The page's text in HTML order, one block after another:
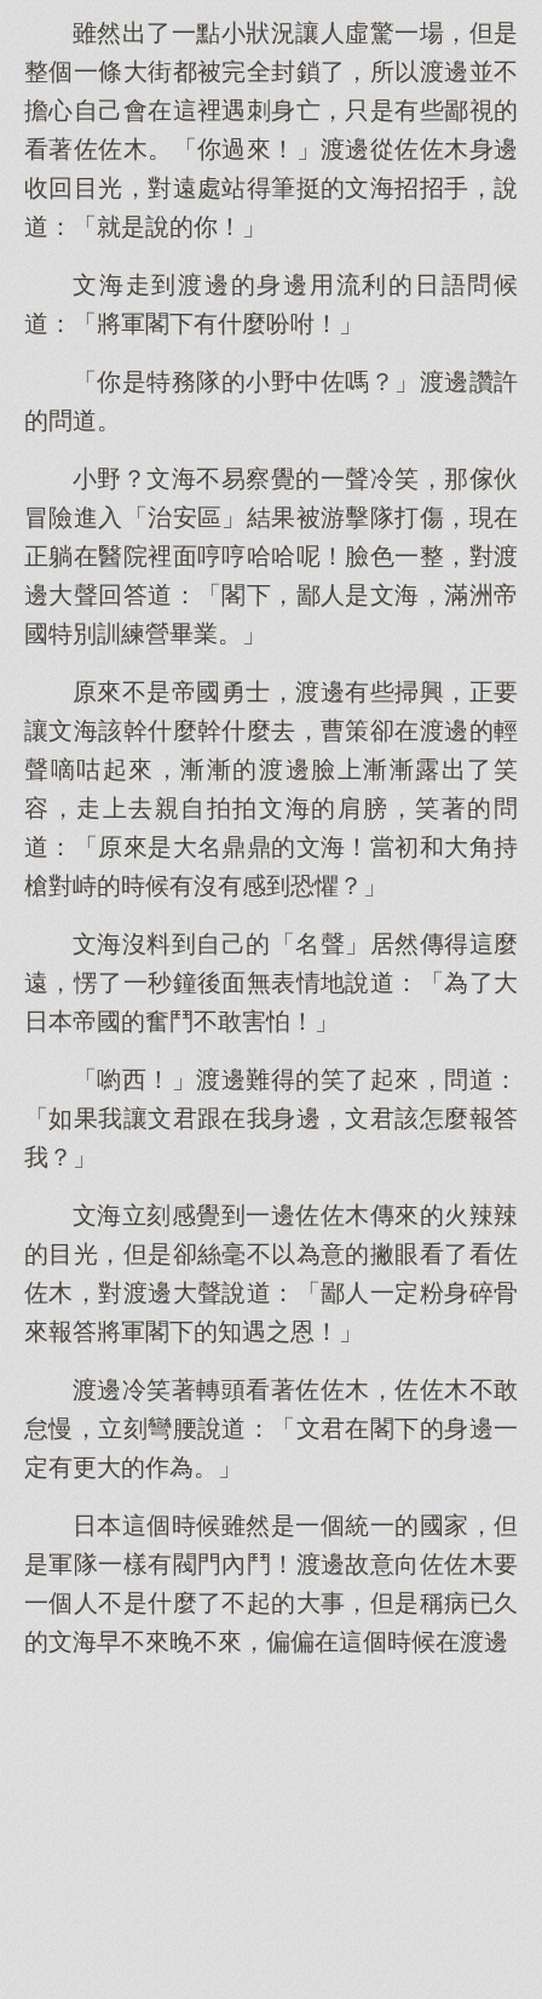
雖然出了一點小狀況讓人虛驚一場，但是
整個一條大街都被完全封鎖了，所以渡邊並不
擔心自己會在這裡遇刺身亡，只是有些鄙視的
看著佐佐木。「你過來！」渡邊從佐佐木身邊
收回目光，對遠處站得筆挺的文海招招手，說
道：「就是說的你！」
文海走到渡邊的身邊用流利的日語問候
道：「將軍閣下有什麼吩咐！」
「你是特務隊的小野中佐嗎？」渡邊讚許
的問道。
小野？文海不易察覺的一聲冷笑，那傢伙
冒險進入「治安區」結果被游擊隊打傷，現在
正躺在醫院裡面哼哼哈哈呢！臉色一整，對渡
邊大聲回答道：「閣下，鄙人是文海，滿洲帝
國特別訓練營畢業。」
原來不是帝國勇士，渡邊有些掃興，正要
讓文海該幹什麼幹什麼去，曹策卻在渡邊的輕
聲嘀咕起來，漸漸的渡邊臉上漸漸露出了笑
容，走上去親自拍拍文海的肩膀，笑著的問
道：「原來是大名鼎鼎的文海！當初和大角持
槍對峙的時候有沒有感到恐懼？」
文海沒料到自己的「名聲」居然傳得這麼
遠，愣了一秒鐘後面無表情地說道：「為了大
日本帝國的奮鬥不敢害怕！」
「喲西！」渡邊難得的笑了起來，問道：
「如果我讓文君跟在我身邊，文君該怎麼報答
我？」
文海立刻感覺到一邊佐佐木傳來的火辣辣
的目光，但是卻絲毫不以為意的撇眼看了看佐
佐木，對渡邊大聲說道：「鄙人一定粉身碎骨
來報答將軍閣下的知遇之恩！」
渡邊冷笑著轉頭看著佐佐木，佐佐木不敢
怠慢，立刻彎腰說道：「文君在閣下的身邊一
定有更大的作為。」
日本這個時候雖然是一個統一的國家，但
是軍隊一樣有閥門內鬥！渡邊故意向佐佐木要
一個人不是什麼了不起的大事，但是稱病已久
的文海早不來晚不來，偏偏在這個時候在渡邊